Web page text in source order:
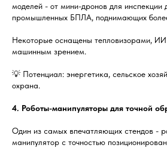
моделей - от мини-дронов для инспекции
промышленных БПЛА, поднимающих
Некоторые оснащены тепловизорами, ИИ
машинным зрением.
💡 Потенциал: энергетика, сельское
охрана.
4. Роботы-манипуляторы для точной
Один из самых впечатляющих стендов -
манипулятор с точностью